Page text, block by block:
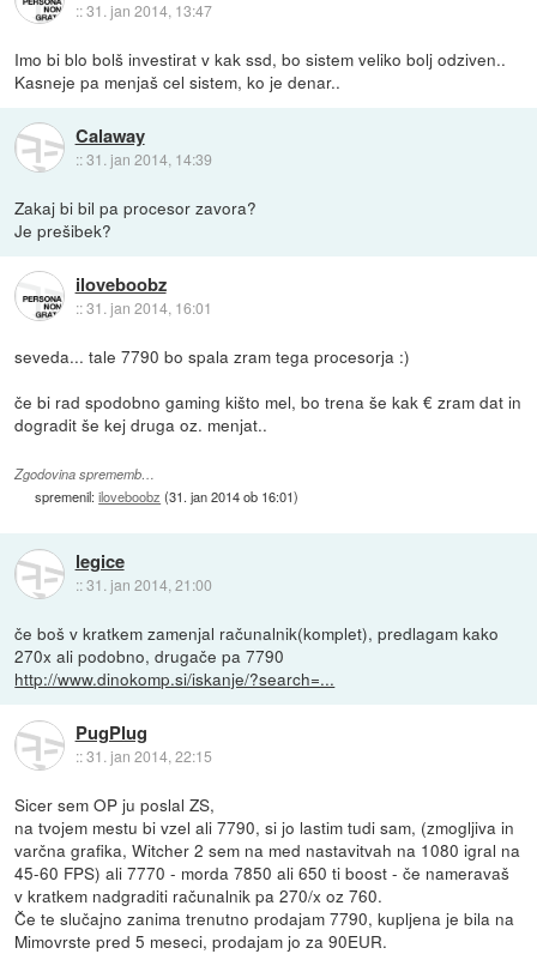
::31. jan 2014, 13:47
Imo bi blo bolš investirat v kak ssd, bo sistem veliko bolj odziven..
Kasneje pa menjaš cel sistem, ko je denar..
Calaway
::31. jan 2014, 14:39
Zakaj bi bil pa procesor zavora?
Je prešibek?
iloveboobz
::31. jan 2014, 16:01
seveda... tale 7790 bo spala zram tega procesorja :)
če bi rad spodobno gaming kišto mel, bo trena še kak € zram dat in
dogradit še kej druga oz. menjat..
Zgodovina sprememb…
spremenil:iloveboobz (31. jan 2014 ob 16:01)
legice
::31. jan 2014, 21:00
če boš v kratkem zamenjal računalnik(komplet), predlagam kako
270x ali podobno, drugače pa 7790
http://www.dinokomp.si/iskanje/?search=...
PugPlug
::31. jan 2014, 22:15
Sicer sem OP ju poslal ZS,
na tvojem mestu bi vzel ali 7790, si jo lastim tudi sam, (zmogljiva in
varčna grafika, Witcher 2 sem na med nastavitvah na 1080 igral na
45-60 FPS) ali 7770 - morda 7850 ali 650 ti boost - če nameravaš
v kratkem nadgraditi računalnik pa 270/x oz 760.
Če te slučajno zanima trenutno prodajam 7790, kupljena je bila na
Mimovrste pred 5 meseci, prodajam jo za 90EUR.